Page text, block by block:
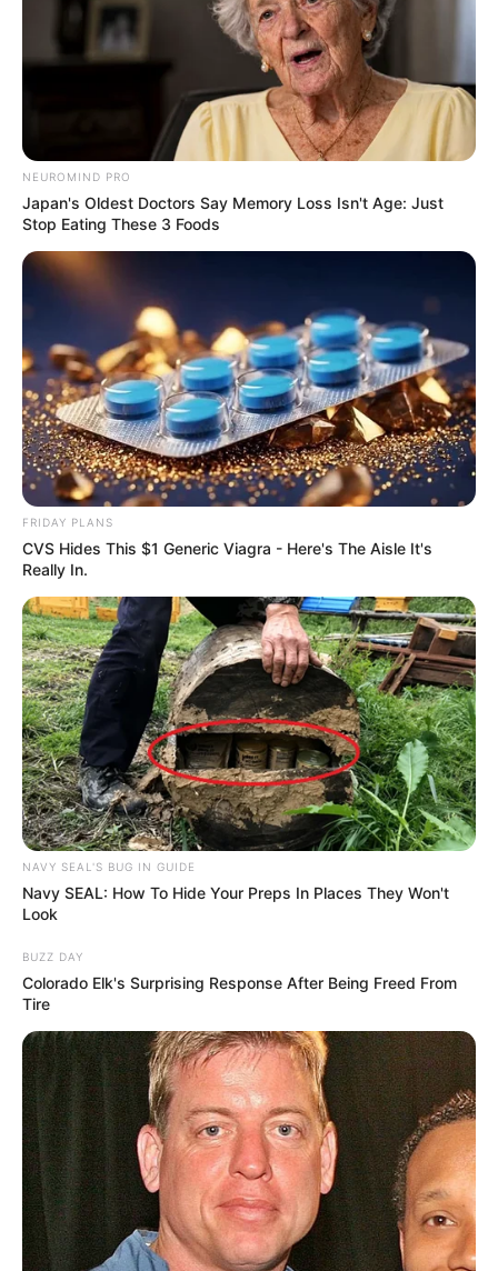
NEUROMIND PRO
Japan's Oldest Doctors Say Memory Loss Isn't Age: Just
Stop Eating These 3 Foods
FRIDAY PLANS
CVS Hides This $1 Generic Viagra - Here's The Aisle It's
Really In.
NAVY SEAL'S BUG IN GUIDE
Navy SEAL: How To Hide Your Preps In Places They Won't
Look
BUZZ DAY
Colorado Elk's Surprising Response After Being Freed From
Tire